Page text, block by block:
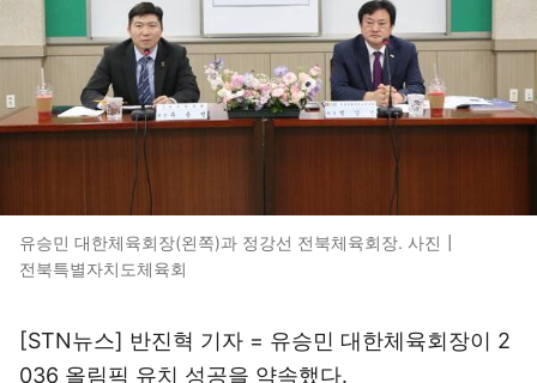
유승민 대한체육회장(왼쪽)과 정강선 전북체육회장. 사진┃
전북특별자치도체육회
[STN뉴스] 반진혁 기자 = 유승민 대한체육회장이 2
036 올림픽 유치 성공을 약속했다.